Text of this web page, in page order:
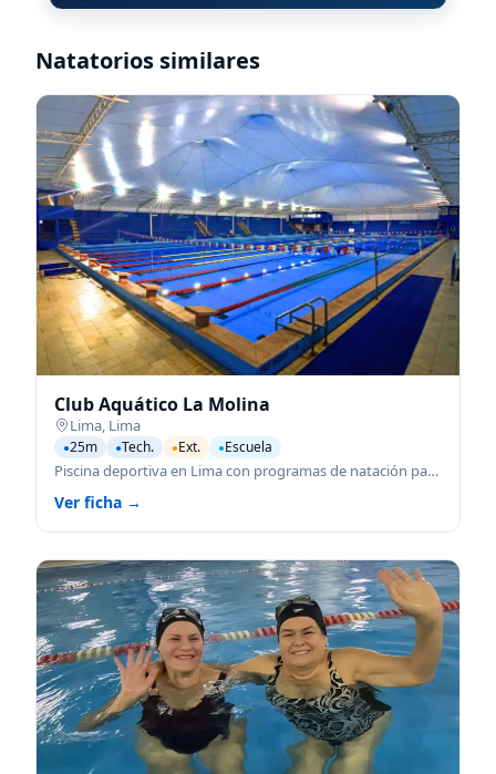
Natatorios similares
Club Aquático La Molina
Lima, Lima
●25m ●Tech. ●Ext. ●Escuela
Piscina deportiva en Lima con programas de natación para todas las edades.
Ver ficha →